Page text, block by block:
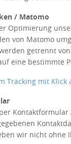
/ Matomo
Optimierung
von Matomo
getrennt
eine bestimmte
Tracking mit
wir nicht ohne